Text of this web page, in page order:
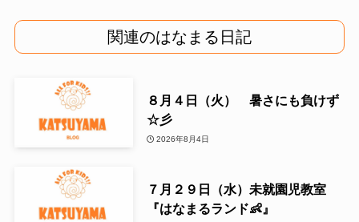
関連のはなまる日記
８月４日（火） 暑さにも負けず
☆彡
2026年8月4日
７月２９日（水）未就園児教室
『はなまるランド👶』